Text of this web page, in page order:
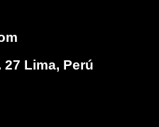
27 Lima, Perú